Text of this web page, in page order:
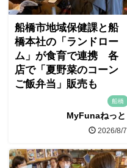
船橋市地域保健課と船
橋本社の「ランドロー
ム」が食育で連携 各
店で「夏野菜のコーン
ご飯弁当」販売も
船橋
MyFunaねっと
2026/8/7